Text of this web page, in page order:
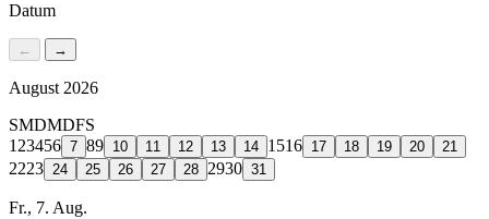
Datum
← →
August 2026
SMDMDFS
1 23456 7 89 10 11 12 13 14 1516 17 18 19 20 21
2223 24 25 26 27 28 2930 31
Fr., 7. Aug.